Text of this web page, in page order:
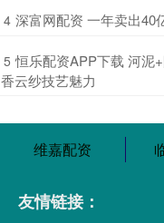
4 深富网配资 一年卖出40
5 恒乐配资APP下载 河泥
香云纱技艺魅力
维嘉配资
友情链接：